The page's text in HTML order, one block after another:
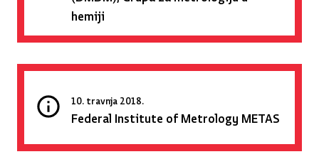
hemiji
10. travnja 2018.
Federal Institute of Metrology METAS